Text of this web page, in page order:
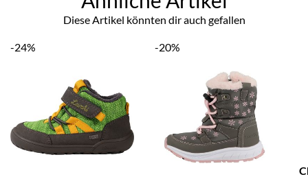
Diese Artikel könnten dir auch gefallen
-24% -20%